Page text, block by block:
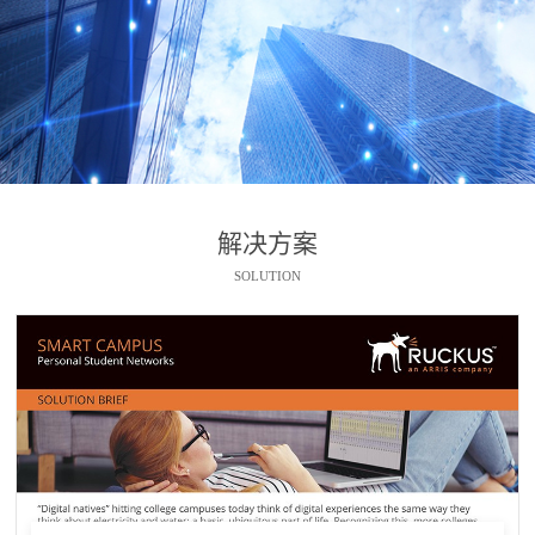
解决方案
SOLUTION